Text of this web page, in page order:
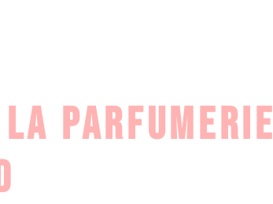
PARFUMERIE